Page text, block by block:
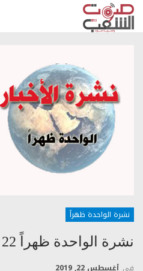
نشرة الواحدة ظهراً
نشرة الواحدة ظهراً 22 – 8 – 2019م
في أغسطس 22, 2019